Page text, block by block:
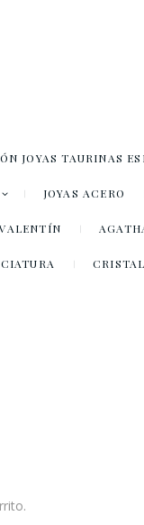
JOYAS TAURINAS
JOYAS ACERO